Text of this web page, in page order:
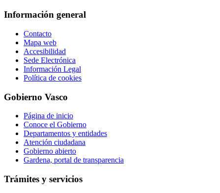
Información general
Contacto
Mapa web
Accesibilidad
Sede Electrónica
Información Legal
Política de cookies
Gobierno Vasco
Página de inicio
Conoce el Gobierno
Departamentos y entidades
Atención ciudadana
Gobierno abierto
Gardena, portal de transparencia
Trámites y servicios